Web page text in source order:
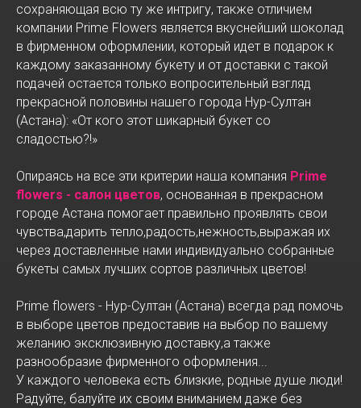
сохраняющая всю ту же интригу, также отличием
компании Prime Flowers является вкуснейший шоколад
в фирменном оформлении, который идет в подарок к
каждому заказанному букету и от доставки с такой
подачей остается только вопросительный взгляд
прекрасной половины нашего города Нур-Султан
(Астана): «От кого этот шикарный букет со
сладостью?!»
Опираясь на все эти критерии наша компания Prime
flowers - салон цветов, основанная в прекрасном
городе Астана помогает правильно проявлять свои
чувства,дарить тепло,радость,нежность,выражая их
через доставленные нами индивидуально собранные
букеты самых лучших сортов различных цветов!
Prime flowers - Нур-Султан (Астана) всегда рад помочь
в выборе цветов предоставив на выбор по вашему
желанию эксклюзивную доставку,а также
разнообразие фирменного оформления...
У каждого человека есть близкие, родные душе люди!
Радуйте, балуйте их своим вниманием даже без